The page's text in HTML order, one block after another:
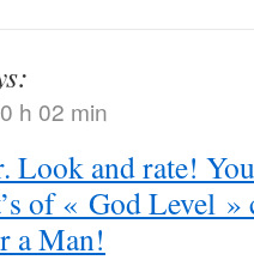
h 02 min
and rate!
of « God Level
a Man!